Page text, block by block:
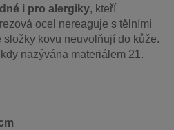
i pro alergiky, kteří
ocel nereaguje s tělními
kovu neuvolňují do kůže.
nazývána materiálem 21.